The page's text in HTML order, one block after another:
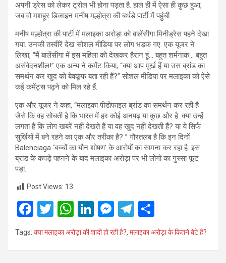
अपनी ड्रेस को लेकर ट्रोल भी होना पड़ता है. हाल ही में ऐसा ही कुछ हुआ,
जब वो मशहूर डिजाइन मनीष मल्होत्रा की बर्थडे पार्टी में पहुंची.
मनीष मल्होत्रा की पार्टी में मलाइका अरोड़ा को बालेंसीगा मिनीड्रेस पहने देखा
गया. उनकी तस्वीरें देख सोशल मीडिया पर लोग भड़क गए. एक यूजर ने
लिखा, “मैं बालेंसीगा में इस महिला को देखकर हैरान हूं… बहुत शर्मनाक… बहुत
असंवेदनशील!” एक अन्य ने कमेंट किया, “क्या आप मूर्ख हैं या उस ब्रांड का
समर्थन कर खुद को बेवकूफ बता रही हैं?” सोशल मीडिया पर मलाइका को ऐसे
कई कमेंट्स पढ़ने को मिल रहे हैं.
एक और यूजर ने कहा, “मलाइका पीडोफाइल ब्रांड का समर्थन कर रही है
जैसे कि वह सोचती है कि भारत में हर कोई अनपढ़ या कुछ और है. क्या उन्हें
लगता है कि लोग खबरें नहीं देखते हैं या वह खुद नहीं देखती हैं? या ये सिर्फ
सुर्खियों में बने रहने का एक और तरीका है? ” गौरतलब है कि इन दिनों
Balenciaga ‘बच्चों का यौन शोषण’ के आरोपों का सामना कर रहा है. इस
ब्रांड के कपड़े पहनने के बाद मलाइका अरोड़ा पर भी लोगों का गुस्सा फूट
पड़ा.
Post Views: 13
F
ce
T
tt
W
h
at
Li
n
ke
M
es
se
T
e
h
ar
Tags: क्या मलाइका अरोड़ा की शादी हो रही है?, मलाइका अरोड़ा के कितने बेटे हैं?